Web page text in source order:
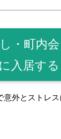
・町内
入居する
意外とストレ